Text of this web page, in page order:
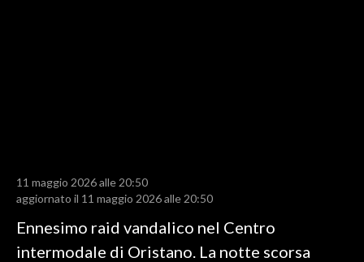
CALCIO REGIONALE
BASKET
VOLLEY
11 maggio 2026 alle 20:50
aggiornato il 11 maggio 2026 alle 20:50
Ennesimo raid vandalico nel Centro
intermodale di Oristano. La notte scorsa